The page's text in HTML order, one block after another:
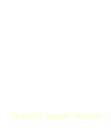
Nuestro agradecimiento a